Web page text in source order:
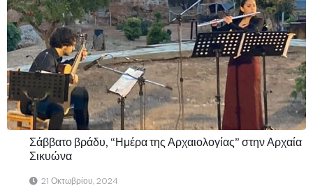
Σάββατο βράδυ, “Ημέρα της Αρχαιολογίας” στην Αρχαία
Σικυώνα
21 Οκτωβρίου, 2024